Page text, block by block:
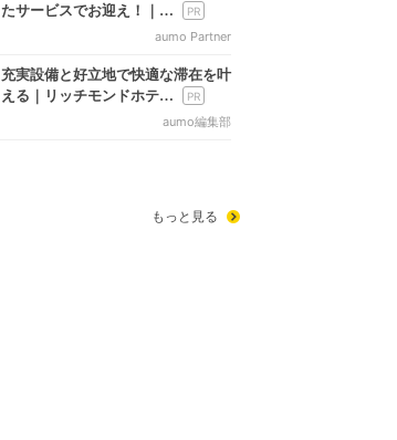
たサービスでお迎え！｜…
aumo Partner
充実設備と好立地で快適な滞在を叶
える｜リッチモンドホテ…
aumo編集部
もっと見る